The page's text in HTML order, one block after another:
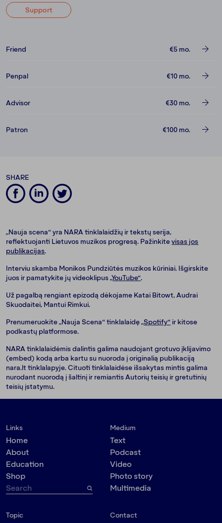
Support
Friend €5 mo.
Penpal €10 mo.
Advisor €30 mo.
Patron €100 mo.
SHARE
„Nauja scena“ yra NARA tinklalaidžių ir tekstų serija,
reflektuojanti Lietuvos muzikos progresą. Pažinkitevisas jos
publikacijas.
Interviu skamba Monikos Pundziūtės muzikos kūriniai. Išgirskite
juos ir pamatykite jų videoklipus„YouTube“.
Už pagalbą rengiant epizodą dėkojame Katai Bitowt, Audrai
Skuodaitei, Mantui Rimkui.
Prenumeruokite „Nauja Scena“ tinklalaidę„Spotify“ir kitose
podkastų platformose.
NARA tinklalaidėmis dalintis galima naudojant grotuvo įklijavimo
(embed) kodą arba kartu su nuoroda į originalią publikaciją
nara.lt tinklalapyje. Cituoti tinklalaidėse išsakytas mintis galima
nurodant nuorodą į šaltinį ir remiantis Autorių teisių ir gretutinių
teisių įstatymu.
Links
Home
About
Education
Shop
Medium
Text
Podcast
Video
Photo story
Multimedia
Topic
Contact